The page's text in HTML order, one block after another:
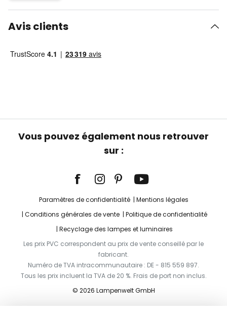
Avis clients
Vous pouvez également nous retrouver
sur :
Paramètres de confidentialité
Mentions légales
Conditions générales de vente
Politique de confidentialité
Recyclage des lampes et luminaires
Les prix PVC correspondent au prix de vente conseillé par le
fabricant.
Numéro de TVA intracommunautaire : DE - 815 559 897.
Tous les prix incluent la TVA de 20 %. Frais de port non inclus.
© 2026 Lampenwelt GmbH